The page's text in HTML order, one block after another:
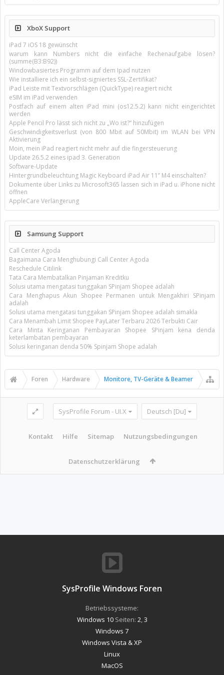
XboX Support
iPad 7 iOS 18 gewünscht
warum kann Numbers nicht die einfache Rechenaufgabe lösen?
(summe(B3:B92))
Windowbasiertes Programm auf dem Ipad nutzen
Wie installiere ich ein selbst-signiertes SSL-Zertifikat?
iPad Leiste mit Textvorschlägen (QuickType) reagiert nicht
eSIM im iPad verwenden
Postfach auf einem alten iPad mini (os12.5.2) kann nicht eingerichtet
werden
Apple Pencil Pro lässt sich nicht zu „Wo ist?“ hinzufügen
Geschwindigkeitsverlust (von 800 Mbit auf 50Mbit) im WLAN bei VPN
Aktivierung
Moin, mein iPad reagiert nicht mehr auf die fingersteuerung
Update 26.5.2 eines ipad 3. Generation
Software-Update
Hintergrundbeleuchtung Magic Keyboard iPad Air 11’’ M4 einschalten?
Dokumente über Links zu Microsoft365 lassen sich in iPad u. iPhone nicht
öffnen
AppleCare Verlängerung
Samsung Support
Call Center Agoda
Bagaimana Cara Menghubungi Call Center Agoda
Reschedule Citilink
Tata Cara Membatalkan Pinjaman Kreditku
Solusi utama mengatasi tunggakan SPinjam Shopee adalah
Cara Menghapus Akun Shopee Permanen untuk Mengakhiri SPinjam
adalah
Solusi utama mengatasi tunggakan SPinjam Shopee adalah simakla
Cara Menambah Limit Shopee PayLater Terbaru 2026 Terbukti Cair
Cara Minta Keringanan Pembayaran Shopee SPinjam kena denda
keterlambatan pembayaran
Solusi keringanan denda 50% Spinjam Shope adalah
Foren Hardware Monitore, TV-Geräte & Beamer
SysProfile Forum - UI.X Deutsch [Du]
Kontakt Hilfe Sitemap Nutzungsbedingungen
Datenschutzerklärung
SysProfile Windows Foren
Betriebssysteme:
Windows 10Seiten: 2 3
Windows 7
Windows Vista & XP
Linux
MacOS